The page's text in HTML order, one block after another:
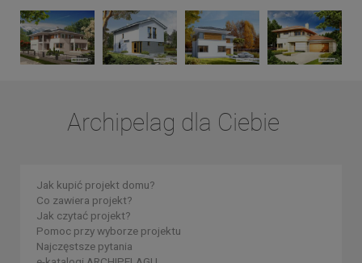
Archipelag dla Ciebie
Jak kupić projekt domu?
Co zawiera projekt?
Jak czytać projekt?
Pomoc przy wyborze projektu
Najczęstsze pytania